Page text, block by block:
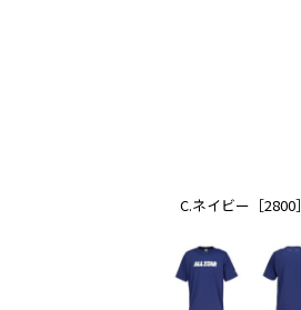
C.ネイビー［2800］